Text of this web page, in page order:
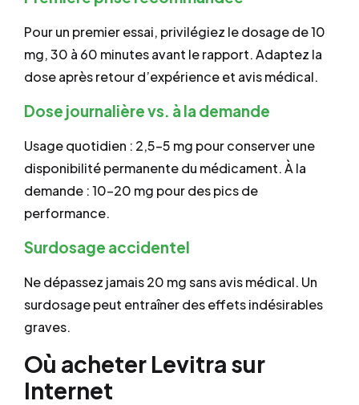
Pour un premier essai, privilégiez le dosage de 10
mg, 30 à 60 minutes avant le rapport. Adaptez la
dose après retour d’expérience et avis médical.
Dose journalière vs. à la demande
Usage quotidien : 2,5–5 mg pour conserver une
disponibilité permanente du médicament. À la
demande : 10–20 mg pour des pics de
performance.
Surdosage accidentel
Ne dépassez jamais 20 mg sans avis médical. Un
surdosage peut entraîner des effets indésirables
graves.
Où acheter Levitra sur
Internet